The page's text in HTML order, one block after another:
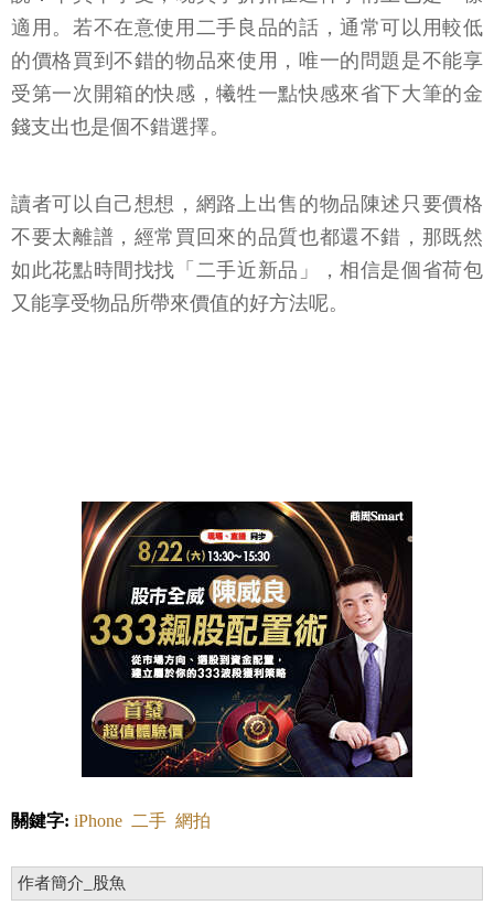
適用。若不在意使用二手良品的話，通常可以用較低
的價格買到不錯的物品來使用，唯一的問題是不能享
受第一次開箱的快感，犧牲一點快感來省下大筆的金
錢支出也是個不錯選擇。
讀者可以自己想想，網路上出售的物品陳述只要價格
不要太離譜，經常買回來的品質也都還不錯，那既然
如此花點時間找找「二手近新品」，相信是個省荷包
又能享受物品所帶來價值的好方法呢。
關鍵字: iPhone 二手 網拍
作者簡介_股魚